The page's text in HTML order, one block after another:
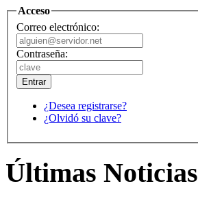
Acceso
Correo electrónico:
Contraseña:
¿Desea registrarse?
¿Olvidó su clave?
Últimas Noticias